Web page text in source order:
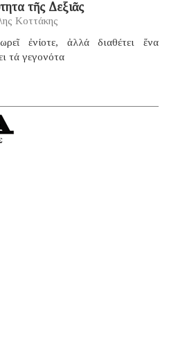
τῆς Δεξιᾶς
Κοττάκης
ἐνίοτε, ἀλλά διαθέτει ἕνα
τά γεγονότα